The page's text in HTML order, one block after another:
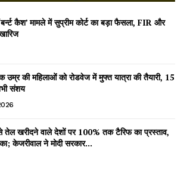
Share
कैश’ मामले में सुप्रीम कोर्ट का बड़ा फैसला, FIR और
की महिलाओं को रोडवेज में मुफ्त यात्रा की तैयारी, 15
संशय
खरीदने वाले देशों पर 100% तक टैरिफ का प्रस्ताव,
केजरीवाल ने मोदी सरकार...